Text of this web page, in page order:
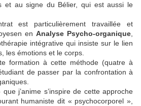
et au signe du Bélier, qui est aussi le
est particulièrement travaillée et
en Analyse Psycho-organique
intégrative qui insiste sur le lien
les émotions et le corps.
formation à cette méthode (quatre à
de passer par la confrontation à
j’anime s’inspire de cette approche
humaniste dit « psychocorporel »,